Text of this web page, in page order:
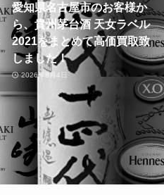
愛知県名古屋市のお客様か
ら、貴州茅台酒 天女ラベル
2021をまとめて高価買取致
しました！
2026年8月4日